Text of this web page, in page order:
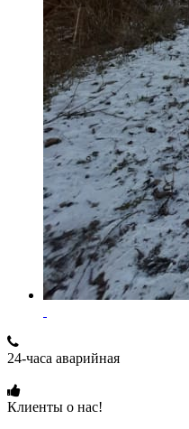
24-часа аварийная
Клиенты о нас!